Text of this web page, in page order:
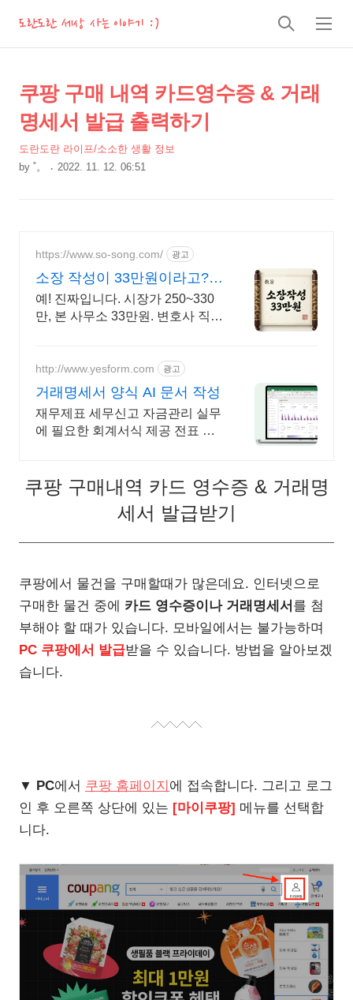
도란도란 세상 사는 이야기 :)
검
메
상
세
컨
텐
츠
본
문
제
목
쿠팡 구매 내역 카드영수증 & 거래
명세서 발급 출력하기
도란도란 라이프/소소한 생활 정보
by ˚。 2022. 11. 12. 06:51
https://www.so-song.com/ 광고
소장 작성이 33만원이라고?
변호사가 직접 작성
예! 진짜입니다. 시장가 250~330
만, 본 사무소 33만원. 변호사 직접
http://www.yesform.com 광고
거래명세서 양식 AI 문서 작성
재무제표 세무신고 자금관리 실무
에 필요한 회계서식 제공 전표 장
쿠팡 구매내역 카드 영수증 & 거래명
세서 발급받기
쿠팡에서 물건을 구매할때가 많은데요. 인터넷으로
구매한 물건 중에 카드 영수증이나 거래명세서 를 첨
부해야 할 때가 있습니다. 모바일에서는 불가능하며
PC 쿠팡에서 발급받을 수 있습니다. 방법을 알아보겠
습니다.
▼ PC에서 쿠팡 홈페이지 에 접속합니다. 그리고 로그
인 후 오른쪽 상단에 있는 [마이쿠팡] 메뉴를 선택합
니다.